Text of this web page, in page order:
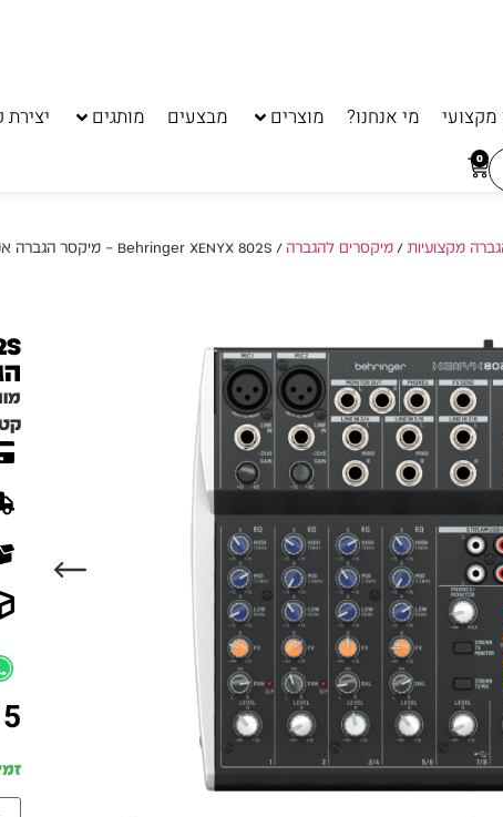
מי אנחנו? מוצרים מבצעים מותגים
0
מקצועיות/מיקסרים להגברה/ Behringer XENYX 802S – מיקסר הגברה אנלוגי 8 ערוצים